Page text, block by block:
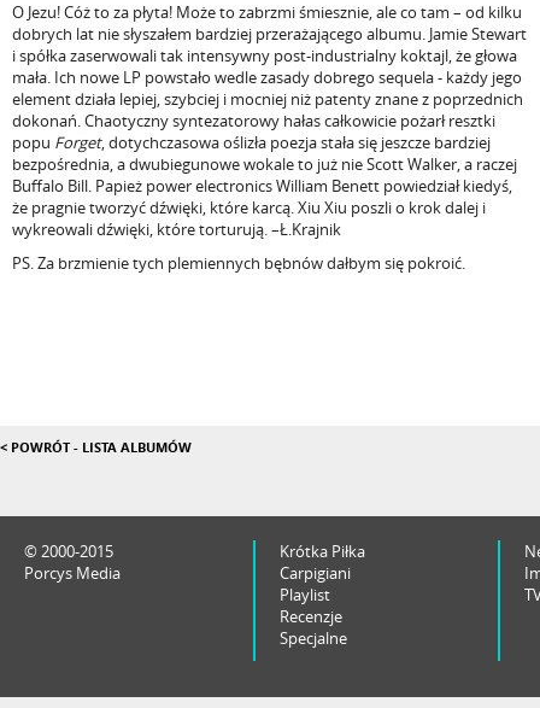
O Jezu! Cóż to za płyta! Może to zabrzmi śmiesznie, ale co tam – od kilku
dobrych lat nie słyszałem bardziej przerażającego albumu. Jamie Stewart
i spółka zaserwowali tak intensywny post-industrialny koktajl, że głowa
mała. Ich nowe LP powstało wedle zasady dobrego sequela - każdy jego
element działa lepiej, szybciej i mocniej niż patenty znane z poprzednich
dokonań. Chaotyczny syntezatorowy hałas całkowicie pożarł resztki
popu Forget, dotychczasowa oślizła poezja stała się jeszcze bardziej
bezpośrednia, a dwubiegunowe wokale to już nie Scott Walker, a raczej
Buffalo Bill. Papież power electronics William Benett powiedział kiedyś,
że pragnie tworzyć dźwięki, które karcą. Xiu Xiu poszli o krok dalej i
wykreowali dźwięki, które torturują. –Ł.Krajnik
PS. Za brzmienie tych plemiennych bębnów dałbym się pokroić.
< POWRÓT - LISTA ALBUMÓW
© 2000-2015
Porcys Media
Krótka Piłka
Carpigiani
Playlist
Recenzje
Specjalne